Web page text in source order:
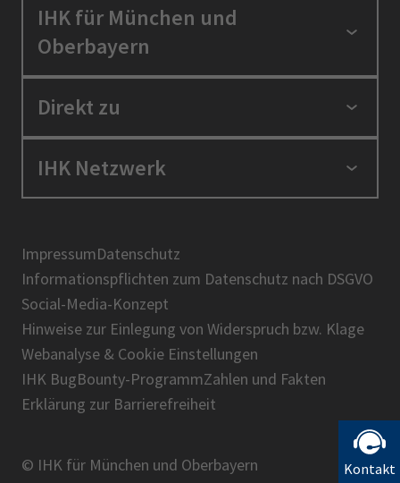
Kontakt
IHK für München und
Oberbayern
Standortpolitik
Berufszugang
Über uns
Direkt zu
Positionen
Presse
IHK-Magazin
IHK Netzwerk
BIHK
DIHK
AHK
IHK-Standortportal Bayern
ImpressumDatenschutz
Informationspflichten zum Datenschutz nach DSGVO
Social-Media-Konzept
Hinweise zur Einlegung von Widerspruch bzw. Klage
Webanalyse & Cookie Einstellungen
IHK BugBounty-ProgrammZahlen und Fakten
Erklärung zur Barrierefreiheit
© IHK für München und Oberbayern